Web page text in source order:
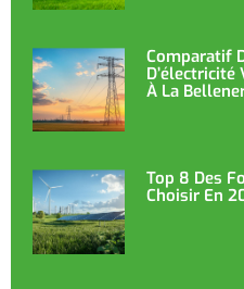
Comparatif
D’électricité
À La
Top 8 Des
Choisir En